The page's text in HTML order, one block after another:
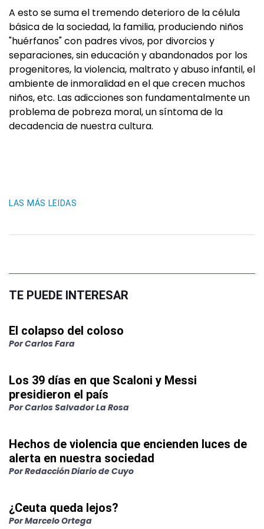
A esto se suma el tremendo deterioro de la célula
básica de la sociedad, la familia, produciendo niños
"huérfanos" con padres vivos, por divorcios y
separaciones, sin educación y abandonados por los
progenitores, la violencia, maltrato y abuso infantil, el
ambiente de inmoralidad en el que crecen muchos
niños, etc. Las adicciones son fundamentalmente un
problema de pobreza moral, un síntoma de la
decadencia de nuestra cultura.
LAS MÁS LEIDAS
TE PUEDE INTERESAR
El colapso del coloso
PorCarlos Fara
Los 39 días en que Scaloni y Messi
presidieron el país
PorCarlos Salvador La Rosa
Hechos de violencia que encienden luces de
alerta en nuestra sociedad
PorRedacción Diario de Cuyo
¿Ceuta queda lejos?
PorMarcelo Ortega